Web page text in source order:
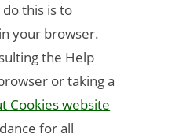
this is to
your browser.
the Help
or taking a
Cookies website
for all